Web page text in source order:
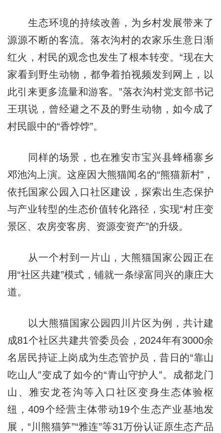
生态环境的持续改善，为乡村发展带来了
源源不断的客流。落衣沟村的农家乐生意日渐
红火，村民的观念也发生了根本转变。“现在大
家看到野生动物，都争着拍视频发到网上，以
此引来更多流量和游客。”落衣沟村党支部书记
王琪说，曾经避之不及的野生动物，如今成了
村民眼中的“香饽饽”。
同样的场景，也在雅安市宝兴县蜂桶寨乡
邓池沟上演。这座因大熊猫闻名的“熊猫新村”，
依托国家公园入口社区建设，探索出生态保护
与产业转型的生态价值转化路径，实现“村庄变
景区、农房变客房、资源变资产”的升级。
从一个村到一片山，大熊猫国家公园正在
用“社区共建”模式，铺就一条绿富同兴的康庄大
道。
以大熊猫国家公园四川片区为例，共计建
成81个社区共建共管委员会，2024年有3000余
名居民持证上岗成为生态管护员，昔日的“靠山
吃山人”变成了如今的“青山守护人”。成都龙门
山、雅安龙苍沟等入口社区变身生态体验枢
纽，409个经营主体带动19个生态产业基地发
展，“川熊猫笋”“雅连”等31万份认证原生态产品